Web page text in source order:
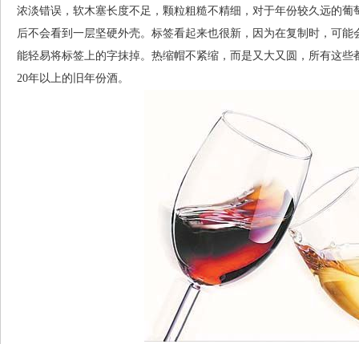
浓淡错误，软木塞长度不足，颗粒粗糙不精细，对于年份较久远的
后不会看到一层坚硬外壳。标签看起来也很新，因为在复制时，可
能轻易将标签上的字抹掉。热缩帽不紧缩，而是又大又圆，所有这
20年以上的旧年份酒。